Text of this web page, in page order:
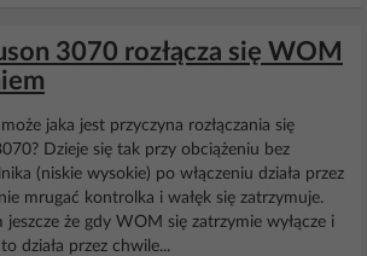
3070 rozłącza się WOM
jaka jest przyczyna rozłączania się
Dzieje się tak przy obciążeniu bez
(niskie wysokie) po włączeniu działa przez
mrugać kontrolka i wałęk się zatrzymuje.
że gdy WOM się zatrzymie wyłącze i
działa przez chwile...